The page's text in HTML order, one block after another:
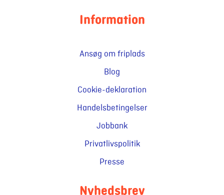
Information
Ansøg om friplads
Blog
Cookie-deklaration
Handelsbetingelser
Jobbank
Privatlivspolitik
Presse
Nyhedsbrev